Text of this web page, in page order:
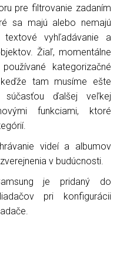
pre filtrovanie zadaním
sa majú alebo nemajú
vyhľadávanie a
Žiaľ, momentálne
kategorizačné
tam musíme ešte
súčasťou ďalšej veľkej
funkciami, ktoré
videí a albumov
v budúcnosti.
je pridaný do
pri konfigurácii